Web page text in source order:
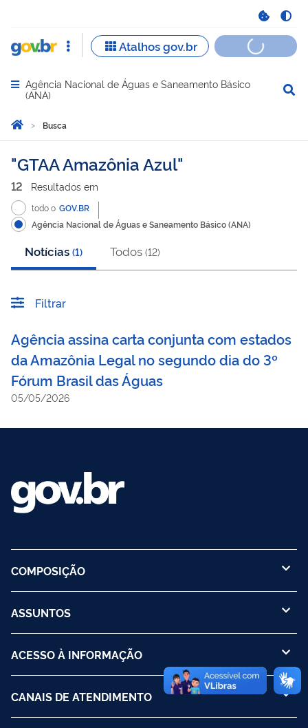
Abrir menu principal de navegação
Agência Nacional de Águas e Saneamento Básico
(ANA)
Você está aqui:
Página Inicial
Busca
Busca
GTAA Amazônia Azul
12 Resultados em
todo o GOV.BR
Agência Nacional de Águas e Saneamento Básico (ANA)
Notícias (1) Todos (12)
Filtrar
Agência assina carta conjunta com estados
da Amazônia Legal no segundo dia do 3º
Fórum Brasil das Águas
05/05/2026
COMPOSIÇÃO
ASSUNTOS
ACESSO À INFORMAÇÃO
CANAIS DE ATENDIMENTO